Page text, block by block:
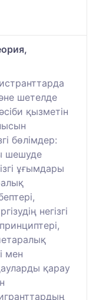
шетелде
қызметін
бөлімдер:
шешуде
ұғымдары
негізгі
мен
қарау